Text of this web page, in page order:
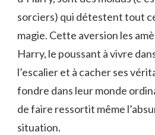
sorciers) qui détestent tout
magie. Cette aversion les
Harry, le poussant à vivre
l’escalier et à cacher ses
fondre dans leur monde
de faire ressortit même
situation.